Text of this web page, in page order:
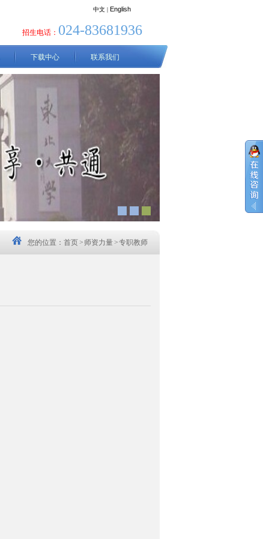
中文 | English
招生电话： 024-83681936
下载中心 联系我们
您的位置： 首页> 师资力量>专职教师